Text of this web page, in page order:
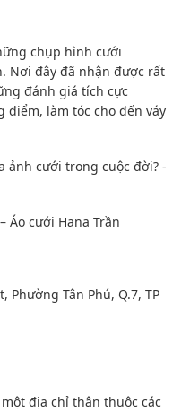
chụp hình cưới
. Nơi đây đã nhận được rất
đánh giá tích cực
điểm, làm tóc cho đến váy
Áo cưới Hana Trần
Phường Tân Phú, Q.7, TP
địa chỉ thân thuộc các